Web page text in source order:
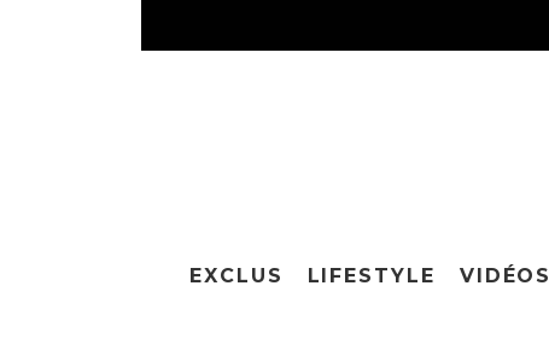
EXCLUS LIFESTYLE VIDÉOS